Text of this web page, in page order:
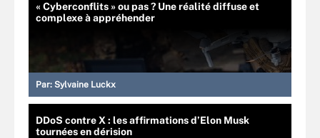
« Cyberconflits » ou pas ? Une réalité diffuse et
complexe à appréhender
Par: Sylvaine Luckx
DDoS contre X : les affirmations d’Elon Musk
tournées en dérision